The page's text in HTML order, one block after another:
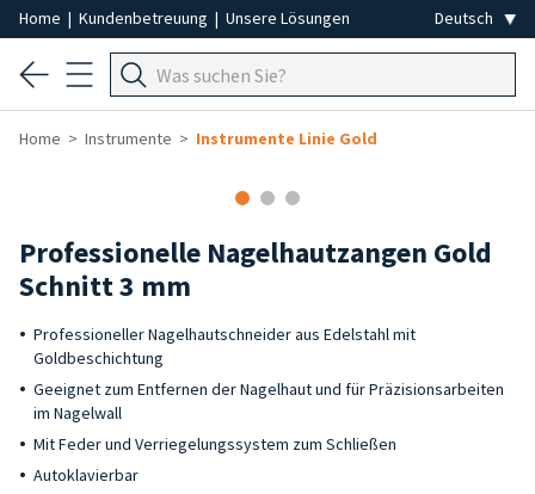
Home | Kundenbetreuung | Unsere Lösungen
Home Instrumente Instrumente Linie Gold
Professionelle Nagelhautzangen Gold
Schnitt 3 mm
Professioneller Nagelhautschneider aus Edelstahl mit
Goldbeschichtung
Geeignet zum Entfernen der Nagelhaut und für Präzisionsarbeiten
im Nagelwall
Mit Feder und Verriegelungssystem zum Schließen
Autoklavierbar